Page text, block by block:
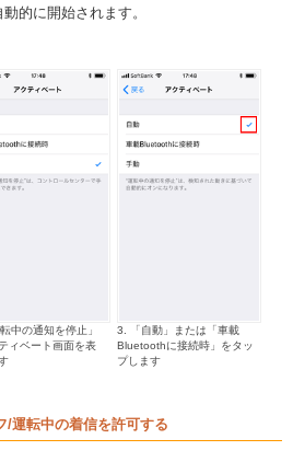
的に開始されます。
中の通知を停止」
ィベート画面を表
3. 「自動」または「車載
Bluetoothに接続時」をタッ
プします
運転中の着信を許可する